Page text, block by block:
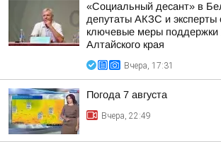
«Социальный десант» в
депутаты АКЗС и эксперты
ключевые меры поддержки
Алтайского края
Вчера, 17:31
Погода 7 августа
Вчера, 22:49